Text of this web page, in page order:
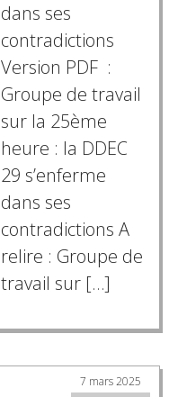
dans ses
contradictions
Version PDF :
Groupe de travail
sur la 25ème
heure : la DDEC
29 s’enferme
dans ses
contradictions A
relire : Groupe de
travail sur […]
7 mars 2025